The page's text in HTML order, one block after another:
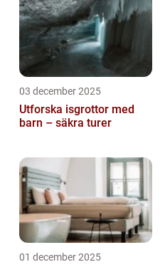
03 december 2025
Utforska isgrottor med
barn – säkra turer
01 december 2025